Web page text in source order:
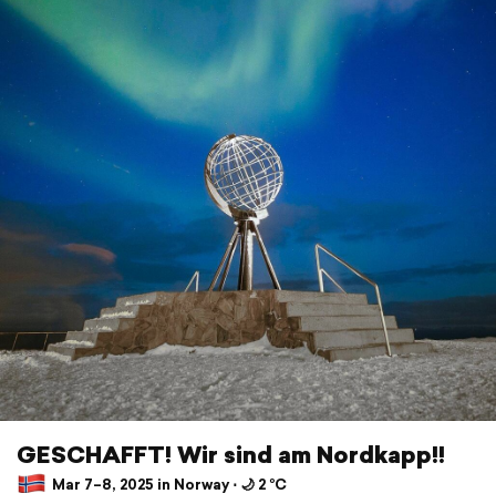
GESCHAFFT! Wir sind am Nordkapp!!
Mar 7–8, 2025 in Norway ⋅ 🌙 2 °C